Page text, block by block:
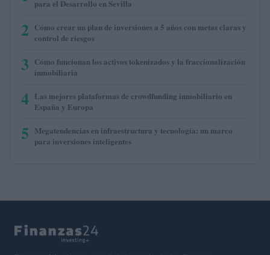
para el Desarrollo en Sevilla
2 Cómo crear un plan de inversiones a 5 años con metas claras y
control de riesgos
3 Cómo funcionan los activos tokenizados y la fraccionalización
inmobiliaria
4 Las mejores plataformas de crowdfunding inmobiliario en
España y Europa
5 Megatendencias en infraestructura y tecnología: un marco
para inversiones inteligentes